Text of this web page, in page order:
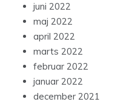
juni 2022
maj 2022
april 2022
marts 2022
februar 2022
januar 2022
december 2021